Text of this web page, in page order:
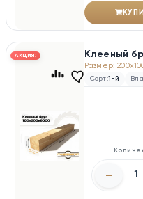
АКЦИЯ! Клееный
Размер:
Сорт:1-й
–